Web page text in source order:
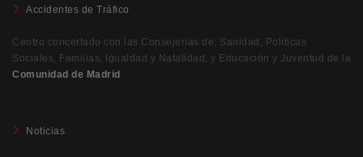
Accidentes de Tráfico
Centro concertado con las Consejerías de: Sanidad, Políticas
Sociales, Familias, Igualdad y Natalidad, y Educación y Juventud de la
Comunidad de Madrid
Noticias